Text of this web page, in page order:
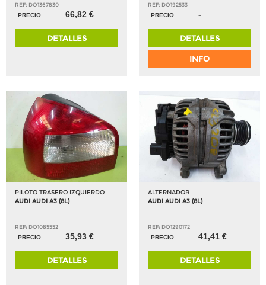
REF: DO1367830
PRECIO
66,82 €
DETALLES
REF: DO192533
PRECIO
-
DETALLES
INFO
PILOTO TRASERO IZQUIERDO
AUDI AUDI A3 (8L)
REF: DO1085552
PRECIO
35,93 €
DETALLES
ALTERNADOR
AUDI AUDI A3 (8L)
REF: DO1290172
PRECIO
41,41 €
DETALLES